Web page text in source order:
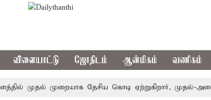
விளையாட்டு ஜோதிடம் ஆன்மிகம் வணிகம்
முதல் முறையாக தேசிய கொடி ஏற்றுகிறார், முதல்-